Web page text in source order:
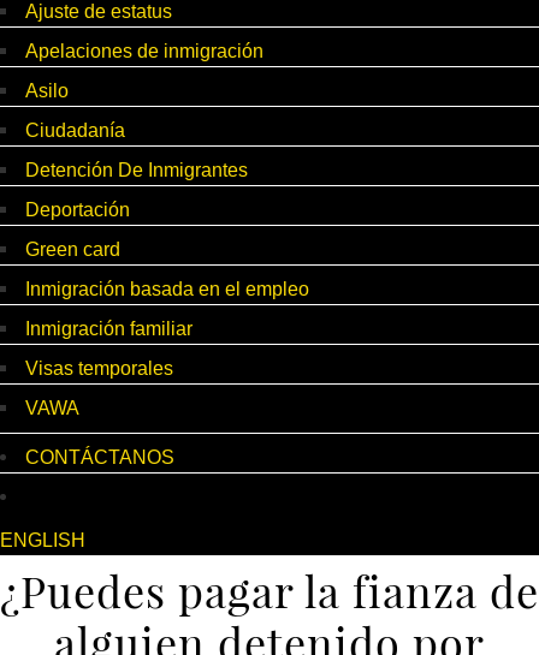
Ajuste de estatus
Apelaciones de inmigración
Asilo
Ciudadanía
Detención De Inmigrantes
Deportación
Green card
Inmigración basada en el empleo
Inmigración familiar
Visas temporales
VAWA
CONTÁCTANOS
ENGLISH
¿Puedes pagar la fianza de
alguien detenido por